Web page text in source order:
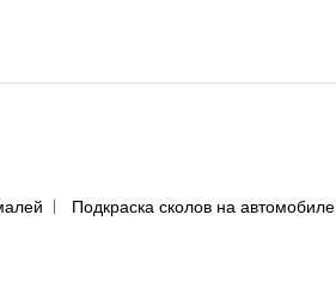
Подкраска сколов на автомобиле